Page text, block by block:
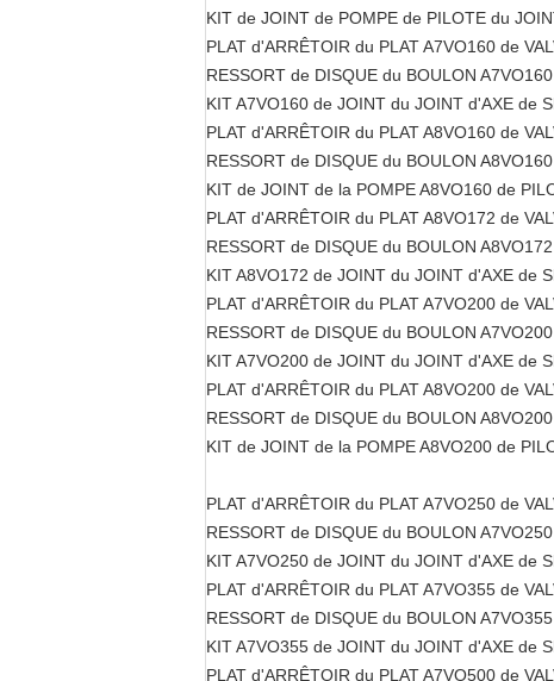
KIT de JOINT de POMPE de PILOTE du
PLAT d'ARRÊTOIR du PLAT A7VO160 de
RESSORT de DISQUE du BOULON
KIT A7VO160 de JOINT du JOINT d'AXE de
PLAT d'ARRÊTOIR du PLAT A8VO160 de
RESSORT de DISQUE du BOULON
KIT de JOINT de la POMPE A8VO160 de
PLAT d'ARRÊTOIR du PLAT A8VO172 de
RESSORT de DISQUE du BOULON
KIT A8VO172 de JOINT du JOINT d'AXE de
PLAT d'ARRÊTOIR du PLAT A7VO200 de
RESSORT de DISQUE du BOULON
KIT A7VO200 de JOINT du JOINT d'AXE de
PLAT d'ARRÊTOIR du PLAT A8VO200 de
RESSORT de DISQUE du BOULON
KIT de JOINT de la POMPE A8VO200 de
PLAT d'ARRÊTOIR du PLAT A7VO250 de
RESSORT de DISQUE du BOULON
KIT A7VO250 de JOINT du JOINT d'AXE de
PLAT d'ARRÊTOIR du PLAT A7VO355 de
RESSORT de DISQUE du BOULON
KIT A7VO355 de JOINT du JOINT d'AXE de
PLAT d'ARRÊTOIR du PLAT A7VO500 de